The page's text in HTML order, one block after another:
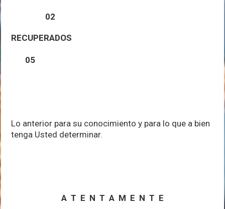
02
RECUPERADOS
05
Lo anterior para su conocimiento y para lo que a bien
tenga Usted determinar.
A T E N T A M E N T E